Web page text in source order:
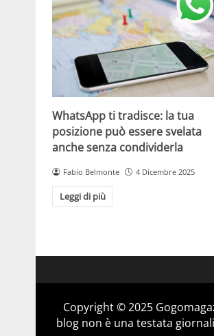
WhatsApp ti tradisce: la tua
posizione può essere svelata
anche senza condividerla
Fabio Belmonte 4 Dicembre 2025
Leggi di più
Copyright © 2025
blog non è una testata